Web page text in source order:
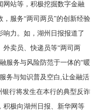
站等，积极挖掘数字金融
服务“两司两员”的创新经验
力。如，湖州日报报道了
卖员、快递员等“两司两
服务与风险防范于一体的“暖
务与知识普及空白,让金融活
银行将发生在本行的典型反诈
积极向湖州日报、新华网等